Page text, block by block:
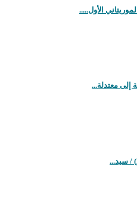
الأول.....
معتدلة...